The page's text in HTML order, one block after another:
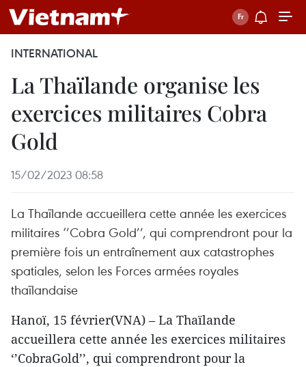
INTERNATIONAL
La Thaïlande organise les
exercices militaires Cobra
Gold
15/02/2023 08:58
La Thaïlande accueillera cette année les exercices
militaires ‘’Cobra Gold’’, qui comprendront pour la
première fois un entraînement aux catastrophes
spatiales, selon les Forces armées royales
thaïlandaise
Hanoï, 15 février(VNA) – La Thaïlande
accueillera cette année les exercices militaires
‘’CobraGold’’, qui comprendront pour la